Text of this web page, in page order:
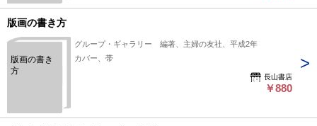
版画の書き方
版画の書き
方
グループ・ギャラリー 編著、主婦の友社、平成2年
カバー、帯
長山書店
￥880